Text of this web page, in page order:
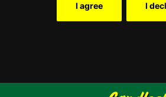
I agree I